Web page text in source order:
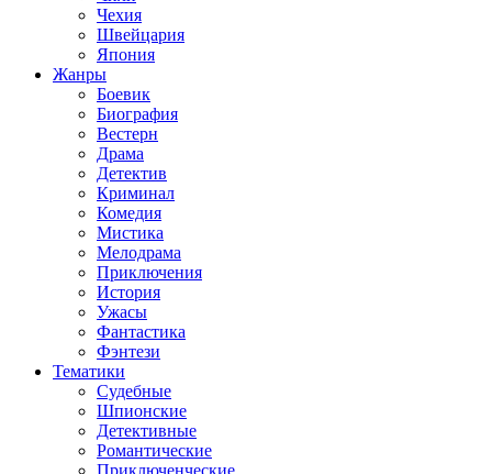
Чехия
Швейцария
Япония
Жанры
Боевик
Биография
Вестерн
Драма
Детектив
Криминал
Комедия
Мистика
Мелодрама
Приключения
История
Ужасы
Фантастика
Фэнтези
Тематики
Судебные
Шпионские
Детективные
Романтические
Приключенческие